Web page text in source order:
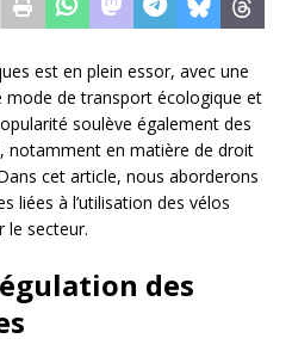
est en plein essor, avec une
mode de transport écologique et
soulève également des
notamment en matière de droit
cet article, nous aborderons
liées à l’utilisation des vélos
le secteur.
des